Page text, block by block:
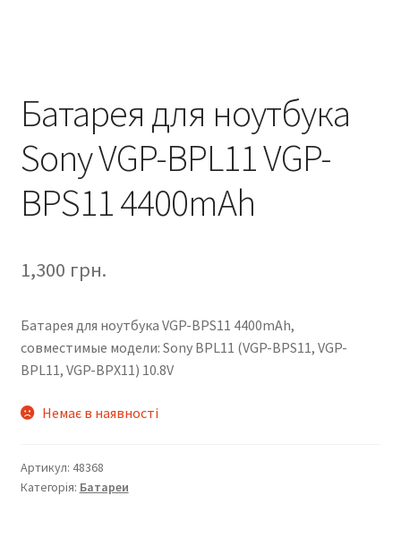
Батарея для ноутбука
Sony VGP-BPL11 VGP-
BPS11 4400mAh
1,300 грн.
Батарея для ноутбука VGP-BPS11 4400mAh,
совместимые модели: Sony BPL11 (VGP-BPS11, VGP-
BPL11, VGP-BPX11) 10.8V
Немає в наявності
Артикул: 48368
Категорія: Батареи